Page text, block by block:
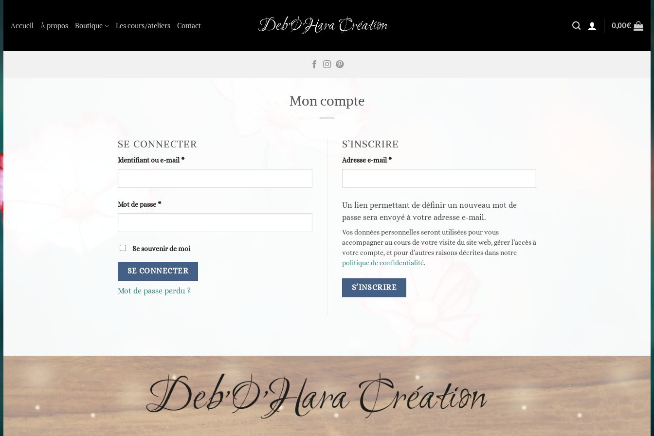
contenu
Accueil À propos Boutique Les cours/ateliers Contact 0,00€
Mon compte
SE CONNECTER
Identifiant ou e-mail*Obligatoire
Mot de passe*Obligatoire
Se souvenir de moi
SE CONNECTER
Mot de passe perdu ?
S’INSCRIRE
Adresse e-mail*Obligatoire
Un lien permettant de définir un nouveau mot de
passe sera envoyé à votre adresse e-mail.
Vos données personnelles seront utilisées pour vous
accompagner au cours de votre visite du site web, gérer l’accès à
votre compte, et pour d’autres raisons décrites dans notre
politique de confidentialité.
S’INSCRIRE